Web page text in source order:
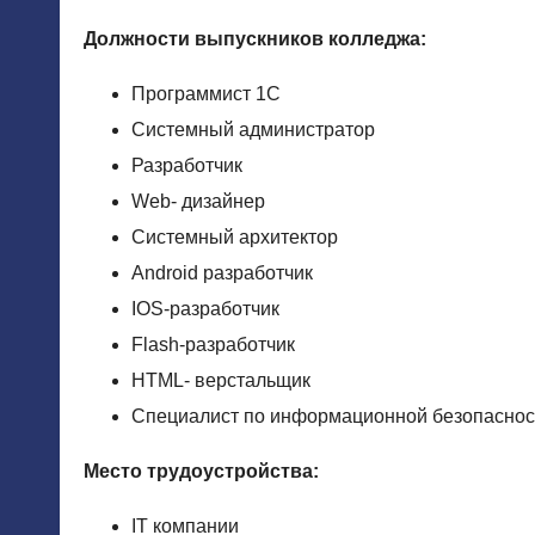
Должности выпускников колледжа:
Программист 1С
Системный администратор
Разработчик
Web- дизайнер
Системный архитектор
Android разработчик
IOS-разработчик
Flash-разработчик
HTML- верстальщик
Специалист по информационной
Место трудоустройства:
IT компании